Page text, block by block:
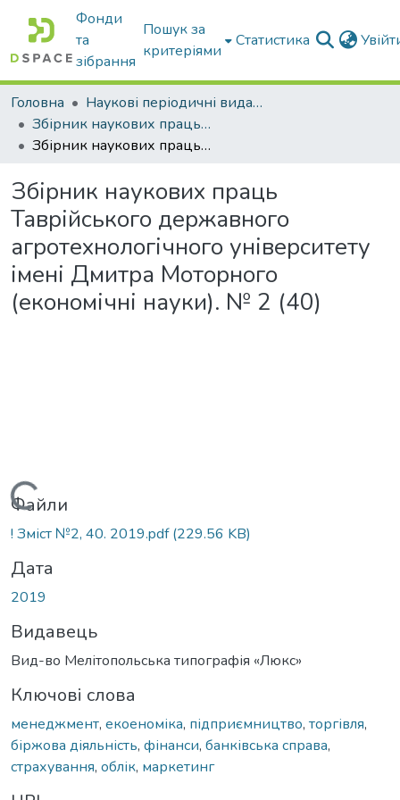
Фонди
та
зібрання
Пошук за
критеріями
Статистика
Головна
Наукові періодичні видання ТДАТУ
Збірник наукових праць Таврійського державного агротехнологічного університету (економічні науки)
Збірник наукових праць Таврійського державного агротехнологічного університету імені Дмитра Моторного (економічні науки). № 2 (40)
Збірник наукових праць
Таврійського державного
агротехнологічного університету
імені Дмитра Моторного
(економічні науки). № 2 (40)
Вантажиться...
Файли
! Зміст №2, 40. 2019.pdf(229.56 KB)
Дата
2019
Видавець
Вид-во Мелітопольська типографія «Люкс»
Ключові слова
менеджмент, екоеноміка, підприємництво, торгівля,
біржова діяльність, фінанси, банківська справа,
страхування, облік, маркетинг